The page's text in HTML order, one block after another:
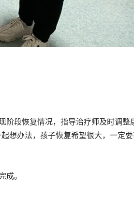
阶段恢复情况，指导治疗师及时调整
想办法，孩子恢复希望很大，一定
。